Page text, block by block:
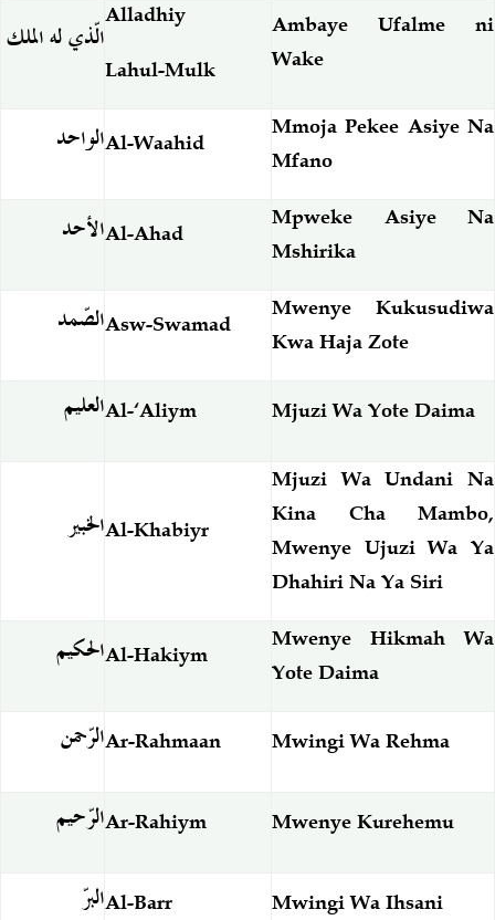
الّذي له الملك
Alladhiy
Lahul-Mulk
Ambaye Ufalme ni
Wake
الواحدAl-Waahid
Mmoja Pekee Asiye Na
Mfano
الأحدAl-Ahad
Mpweke Asiye Na
Mshirika
الصّمدAsw-Swamad
Mwenye Kukusudiwa
Kwa Haja Zote
العليمAl-‘Aliym Mjuzi Wa Yote Daima
الخبيرAl-Khabiyr
Mjuzi Wa Undani Na
Kina Cha Mambo,
Mwenye Ujuzi Wa Ya
Dhahiri Na Ya Siri
الحكيمAl-Hakiym
Mwenye Hikmah Wa
Yote Daima
الرّحمنAr-Rahmaan Mwingi Wa Rehma
الرّحيمAr-Rahiym Mwenye Kurehemu
البرّAl-Barr Mwingi Wa Ihsani